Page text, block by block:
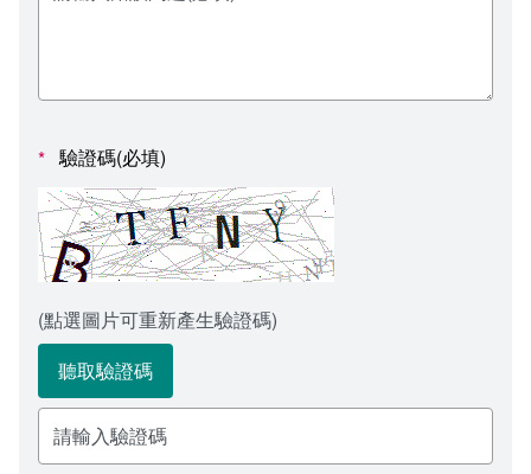
會計室
人事室
諮詢信箱進度查詢
* 驗證碼(必填)
(點選圖片可重新產生驗證碼)
聽取驗證碼